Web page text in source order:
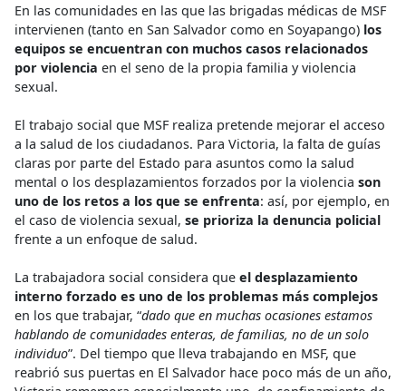
En las comunidades en las que las brigadas médicas de MSF
intervienen (tanto en San Salvador como en Soyapango) los
equipos se encuentran con muchos casos relacionados
por violencia en el seno de la propia familia y violencia
sexual.
El trabajo social que MSF realiza pretende mejorar el acceso
a la salud de los ciudadanos. Para Victoria, la falta de guías
claras por parte del Estado para asuntos como la salud
mental o los desplazamientos forzados por la violencia son
uno de los retos a los que se enfrenta: así, por ejemplo, en
el caso de violencia sexual, se prioriza la denuncia policial
frente a un enfoque de salud.
La trabajadora social considera que el desplazamiento
interno forzado es uno de los problemas más complejos
en los que trabajar, “dado que en muchas ocasiones estamos
hablando de comunidades enteras, de familias, no de un solo
individuo”. Del tiempo que lleva trabajando en MSF, que
reabrió sus puertas en El Salvador hace poco más de un año,